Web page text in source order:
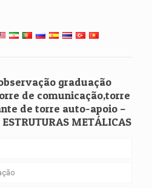
graduação
de comunicação,torre
de torre auto-apoio –
METÁLICAS